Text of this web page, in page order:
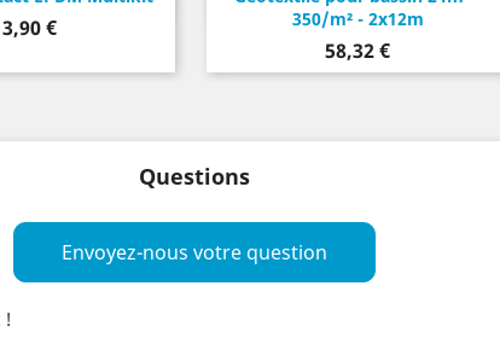
€
350/m² - 2x12m
Prix
58,32 €
Questions
Envoyez-nous votre question
!